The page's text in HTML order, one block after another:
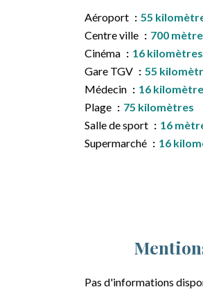
Aéroport
55
Centre ville
700
Cinéma
16 kilomètres
Gare TGV
55
Médecin
16
Plage
75 kilomètres
Salle de sport
16
Supermarché
16
Pas d'informations